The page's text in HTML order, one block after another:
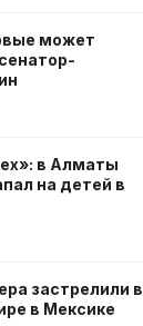
может
в Алматы
на детей в
застрелили в
в Мексике